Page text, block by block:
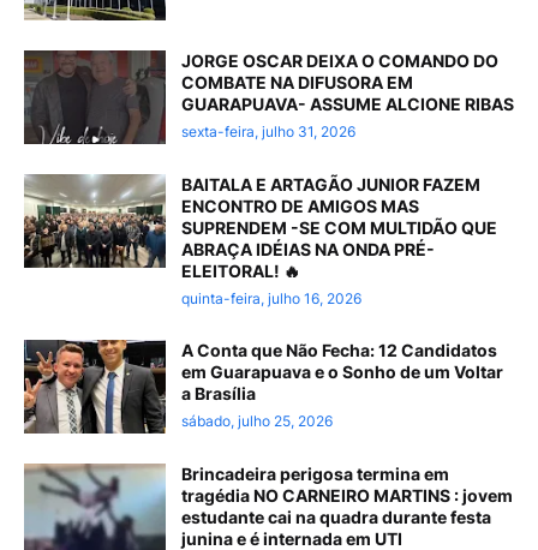
JORGE OSCAR DEIXA O COMANDO DO
COMBATE NA DIFUSORA EM
GUARAPUAVA- ASSUME ALCIONE RIBAS
sexta-feira, julho 31, 2026
BAITALA E ARTAGÃO JUNIOR FAZEM
ENCONTRO DE AMIGOS MAS
SUPRENDEM -SE COM MULTIDÃO QUE
ABRAÇA IDÉIAS NA ONDA PRÉ-
ELEITORAL! 🔥
quinta-feira, julho 16, 2026
A Conta que Não Fecha: 12 Candidatos
em Guarapuava e o Sonho de um Voltar
a Brasília
sábado, julho 25, 2026
Brincadeira perigosa termina em
tragédia NO CARNEIRO MARTINS : jovem
estudante cai na quadra durante festa
junina e é internada em UTI